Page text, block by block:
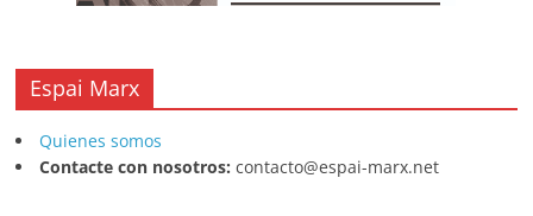
Espai Marx
Quienes somos
Contacte con nosotros: contacto@espai-marx.net